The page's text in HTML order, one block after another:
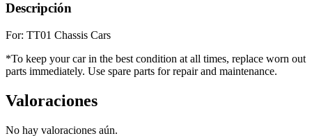
Descripción
For: TT01 Chassis Cars
*To keep your car in the best condition at all times, replace worn out
parts immediately. Use spare parts for repair and maintenance.
Valoraciones
No hay valoraciones aún.